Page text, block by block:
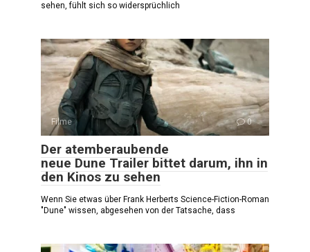
sehen, fühlt sich so widersprüchlich
Filme 0
Der atemberaubende
neue Dune Trailer bittet darum, ihn in
den Kinos zu sehen
Wenn Sie etwas über Frank Herberts Science-Fiction-Roman
"Dune" wissen, abgesehen von der Tatsache, dass